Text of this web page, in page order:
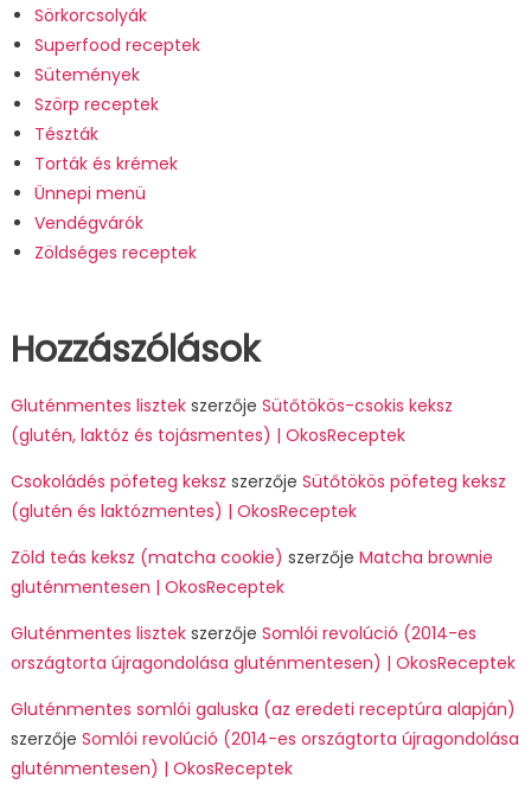
Sörkorcsolyák
Superfood receptek
Sütemények
Szörp receptek
Tészták
Torták és krémek
Ünnepi menü
Vendégvárók
Zöldséges receptek
Hozzászólások
Gluténmentes lisztekszerzője Sütőtökös-csokis keksz
(glutén, laktóz és tojásmentes) | OkosReceptek
Csokoládés pöfeteg keksz szerzője Sütőtökös pöfeteg keksz
(glutén és laktózmentes) | OkosReceptek
Zöld teás keksz (matcha cookie) szerzője Matcha brownie
gluténmentesen | OkosReceptek
Gluténmentes lisztekszerzője Somlói revolúció (2014-es
országtorta újragondolása gluténmentesen) | OkosReceptek
Gluténmentes somlói galuska (az eredeti receptúra alapján)
szerzője Somlói revolúció (2014-es országtorta újragondolása
gluténmentesen) | OkosReceptek